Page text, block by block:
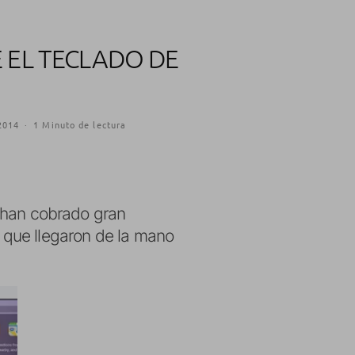
TECLADO DE
· 1 Minuto de lectura
cobrado gran
que llegaron de la mano